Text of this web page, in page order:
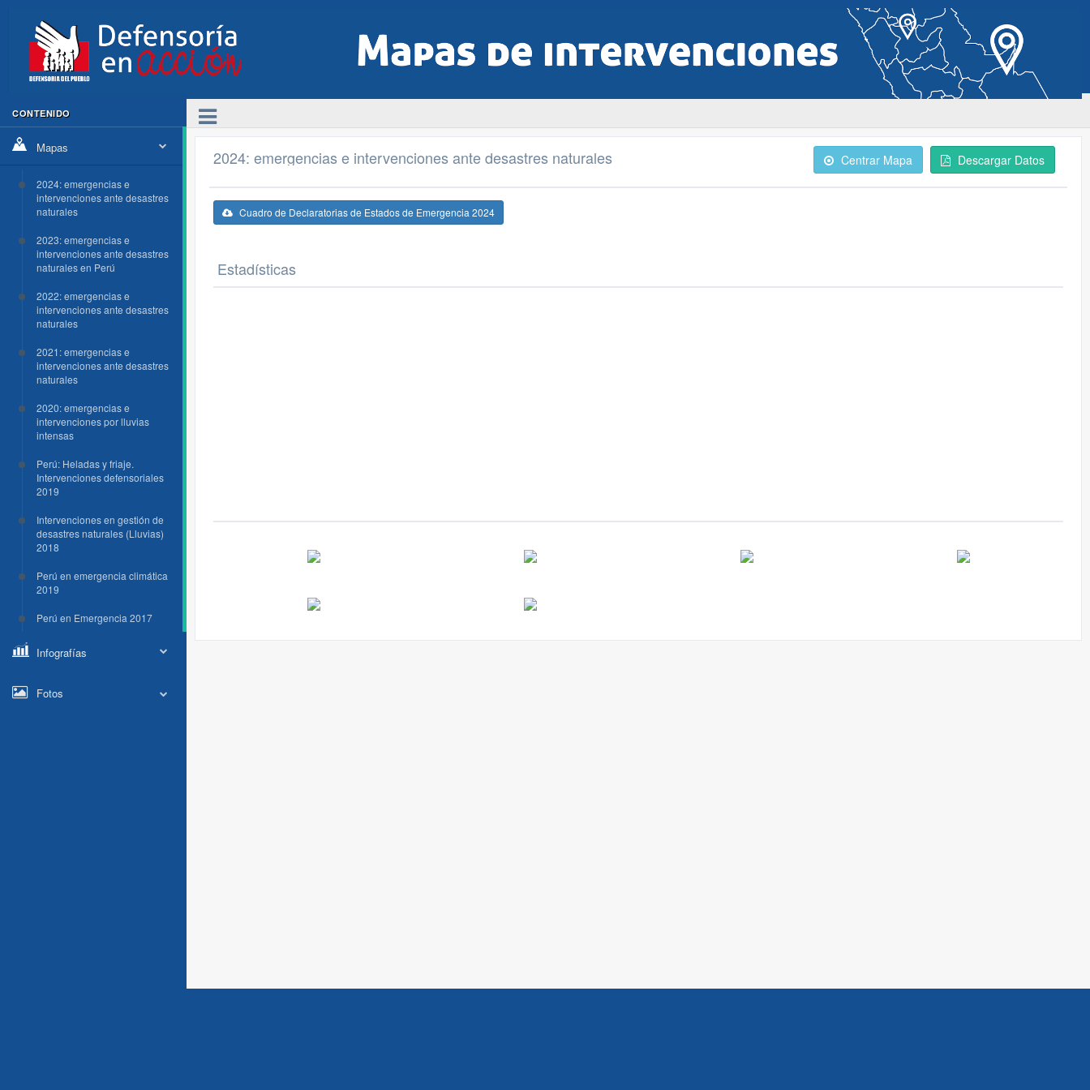
CONTENIDO
Mapas
2024: emergencias e
intervenciones ante desastres
naturales
2023: emergencias e
intervenciones ante desastres
naturales en Perú
2022: emergencias e
intervenciones ante desastres
naturales
2021: emergencias e
intervenciones ante desastres
naturales
2020: emergencias e
intervenciones por lluvias
intensas
Perú: Heladas y friaje.
Intervenciones defensoriales
2019
Intervenciones en gestión de
desastres naturales (Lluvias)
2018
Perú en emergencia climática
2019
Perú en Emergencia 2017
Infografías
Fotos
2024: emergencias e intervenciones ante desastres naturales Centrar Mapa Descargar Datos
Cuadro de Declaratorias de Estados de Emergencia 2024
Estadísticas